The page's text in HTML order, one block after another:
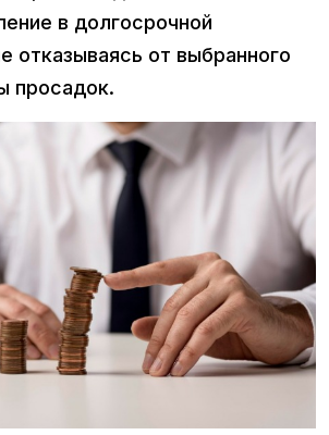
в долгосрочной
отказываясь от выбранного
просадок.